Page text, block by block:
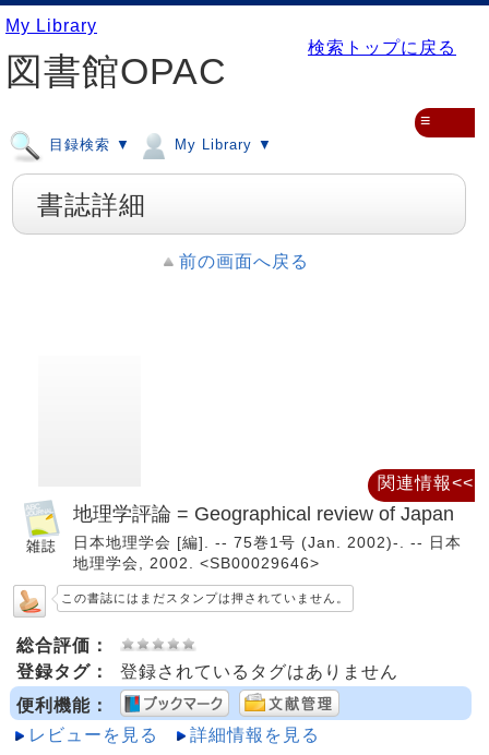
My Library
図書館OPAC
検索トップに戻る
目録検索 ▼ My Library ▼
≡
書誌詳細
前の画面へ戻る
地理学評論 = Geographical review of Japan
日本地理学会 [編]. -- 75巻1号 (Jan. 2002)-. -- 日本
地理学会, 2002. <SB00029646>
この書誌にはまだスタンプは押されていません。
総合評価：
登録タグ：
登録されているタグはありません
便利機能：
レビューを見る
詳細情報を見る
関連情報<<